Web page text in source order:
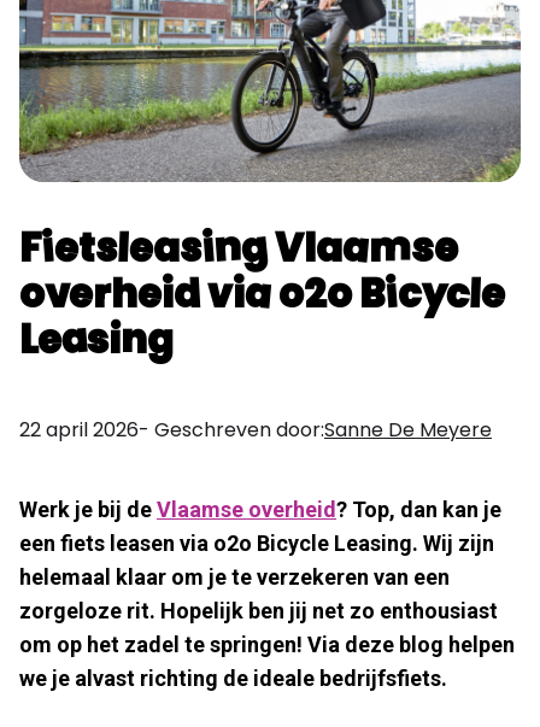
Fietsleasing Vlaamse
overheid via o2o Bicycle
Leasing
22 april 2026- Geschreven door:Sanne De Meyere
Werk je bij deVlaamse overheid? Top, dan kan je
een fiets leasen via o2o Bicycle Leasing. Wij zijn
helemaal klaar om je te verzekeren van een
zorgeloze rit. Hopelijk ben jij net zo enthousiast
om op het zadel te springen! Via deze blog helpen
we je alvast richting de ideale bedrijfsfiets.